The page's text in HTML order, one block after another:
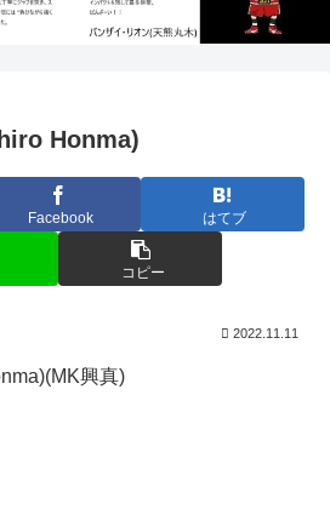
Honma)
Facebook はてブ
コピー
2022.11.11
興真)